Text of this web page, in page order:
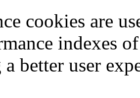
cookies are
indexes
better user